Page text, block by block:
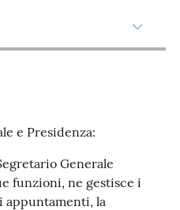
e Presidenza:
Generale
funzioni, ne gestisce i
la